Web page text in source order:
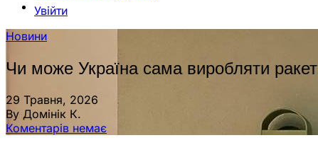
Увійти
Новини
Чи може Україна сама виробляти
29 Травня, 2026
By Домінік К.
Коментарів немає